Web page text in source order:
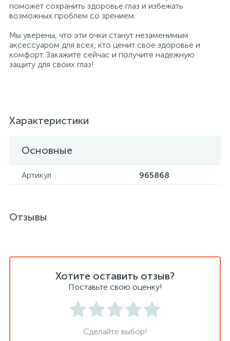
поможет сохранить здоровье глаз и избежать
возможных проблем со зрением.
Мы уверены, что эти очки станут незаменимым
аксессуаром для всех, кто ценит свое здоровье и
комфорт. Закажите сейчас и получите надежную
защиту для своих глаз!
Характеристики
Основные
Артикул 965868
Отзывы
Хотите оставить отзыв?
Поставьте свою оценку!
Сделайте выбор!
Экспресс-контроль концентрации
дезсредств
Приставки к столам
Ресепшн
Сейфы мебельные